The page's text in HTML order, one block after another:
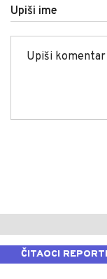
Upiši ime
ČITAOCI